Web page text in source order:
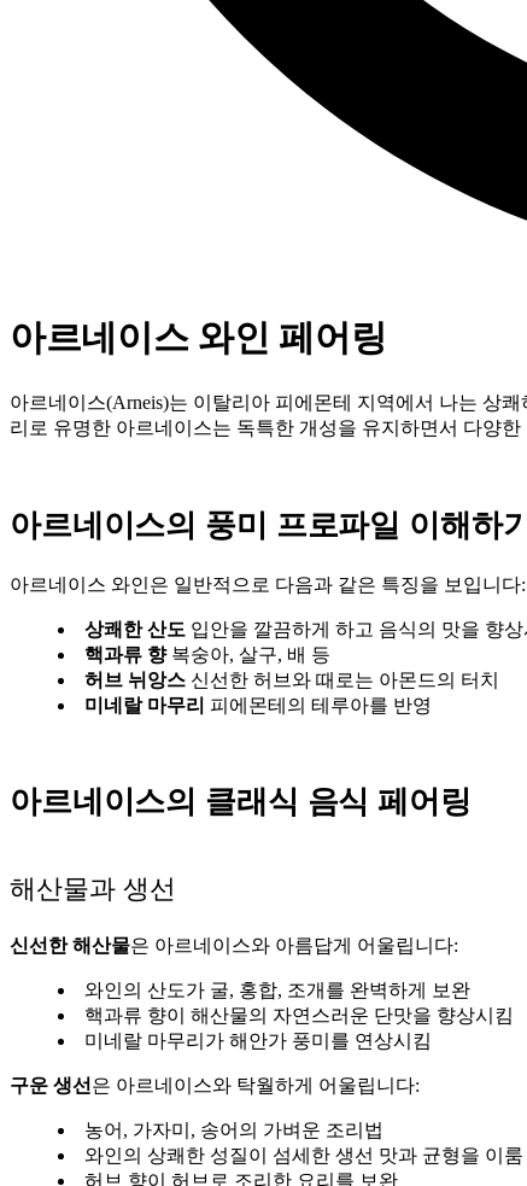
아르네이스 와인 페어링
아르네이스(Arneis)는 이탈리아 피에몬테 지역에서 나는 상
리로 유명한 아르네이스는 독특한 개성을 유지하면서 다양
아르네이스의 풍미 프로파일 이해하기
아르네이스 와인은 일반적으로 다음과 같은 특징을 보입니다:
상쾌한 산도 입안을 깔끔하게 하고 음식의 맛을 향상
핵과류 향복숭아, 살구, 배 등
허브 뉘앙스 신선한 허브와 때로는 아몬드의 터치
미네랄 마무리 피에몬테의 테루아를 반영
아르네이스의 클래식 음식 페어링
해산물과 생선
신선한 해산물은 아르네이스와 아름답게 어울립니다:
와인의 산도가 굴, 홍합, 조개를 완벽하게 보완
핵과류 향이 해산물의 자연스러운 단맛을 향상시킴
미네랄 마무리가 해안가 풍미를 연상시킴
구운 생선 은 아르네이스와 탁월하게 어울립니다:
농어, 가자미, 송어의 가벼운 조리법
와인의 상쾌한 성질이 섬세한 생선 맛과 균형을 이룸
허브 향이 허브로 조리한 요리를 보완